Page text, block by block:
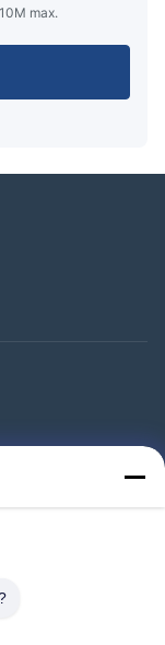
max.